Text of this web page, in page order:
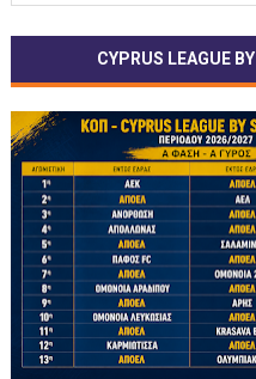
CYPRUS LEAGUE